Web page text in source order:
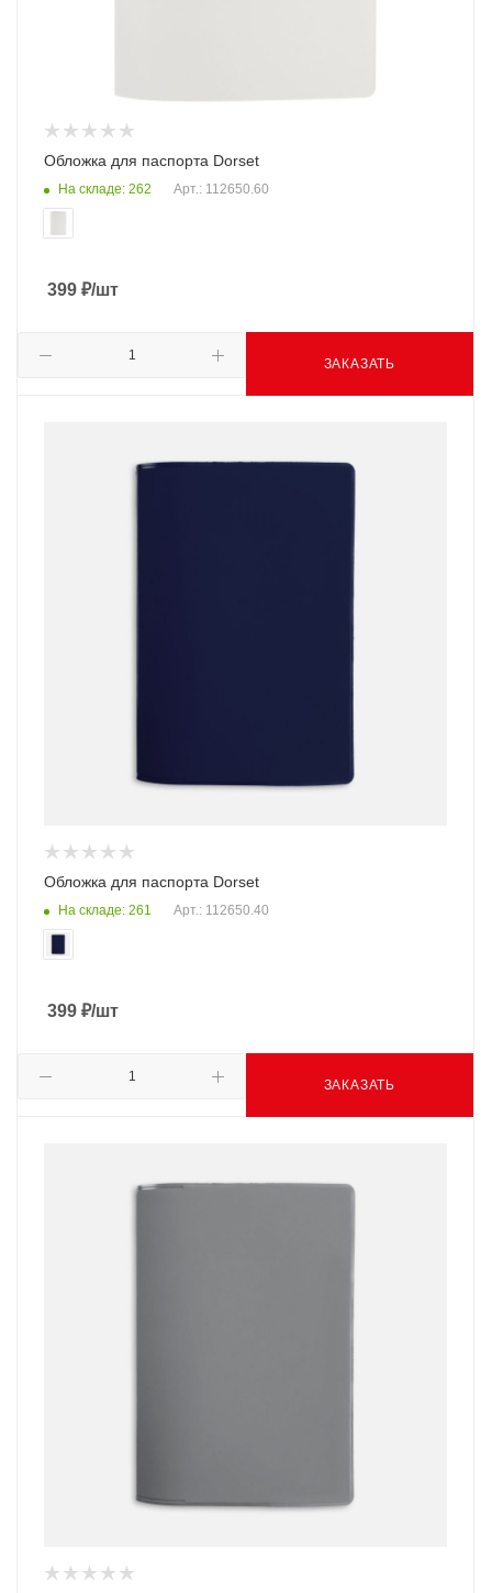
Обложка для паспорта Dorset
На складе: 262 Арт.: 112650.60
399 ₽/шт
ЗАКАЗАТЬ
Обложка для паспорта Dorset
На складе: 261 Арт.: 112650.40
399 ₽/шт
ЗАКАЗАТЬ